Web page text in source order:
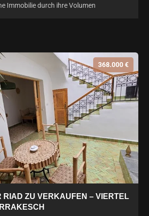
Immobilie durch ihre Volumen
368.000 €
RIAD ZU VERKAUFEN – VIERTEL